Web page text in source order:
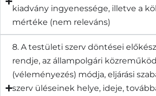
kiadvány ingyenessége, illetve a
mértéke (nem releváns)
8. A testületi szerv döntései
rendje, az állampolgári
(véleményezés) módja, eljárási
szerv üléseinek helye, ideje,